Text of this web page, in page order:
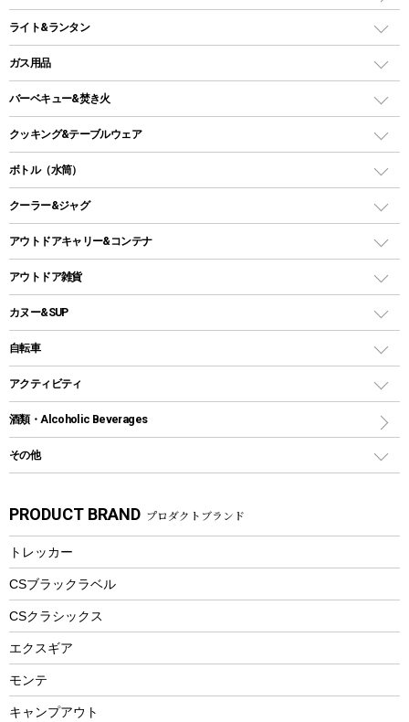
ロッジ型・オリジナルテント
タープ
スクエアタープ（レクタタープ）
メッシュタープ
自立式タープ
パラソル
テントアクセサリー
ペグ
グランドシート
ガイドロープ
ツール
インフレータブルマット
レジャーシート
ライト&ランタン
LEDランタン
ガスランタン
オイルランタン
LEDライト
ヘッドライト
キャンドル
ガス用品
ガスバーナー
ガス缶
ガストーチ、ライター
バーベキュー&焚き火
バーベキューコンロ、グリル
焚き火台タイプ（ロースタイル）グリル
卓上タイプグリル
パーティータイプグリル
鉄板、アミ
焚き火台&ストーブ
火起こし
バーベキューツール
クッキング&テーブルウェア
ダッチオーブン
ホットサンドメーカー
クッカーセット
シェラカップ
クッキングツール
ナイフ
カトラリー
マグカップ、カップ
ステンレスボトル
フードボトル
トレー
ランチョンマット
ランチボックス
ボトル（水筒）
ステンレスボトル
コップ付きタイプ
ワンタッチタイプ
プラスチックボトル
ディズニーボトル
クーラー&ジャグ
クーラーボックス
クーラーバッグ
ウォータージャグ
保冷剤
アウトドアキャリー&コンテナ
アウトドアキャリー
アウトドア雑貨
バックパック&バッグ
リュック、バックパック
トートバッグ、サコッシュ
ショッピングキャリー
その他アウトドア雑貨
スプレー関係
ツール、他
カヌー&SUP
インフレータブル
カヤック
パドル
ヘルメット
エアーポンプ
アクセサリー
自転車
折りたたみ自転車
スポーツサイクル
シティサイクル
自転車ウェア
アクティビティ
マリン
ラッシュガード
パラソル
フローティングベスト
ヘルメット
エアーポンプ
ビーチテント
ウィンター
スノーシュー
酒類・Alcoholic Beverages
その他
湯たんぽ
防災用品
PRODUCT BRAND プロダクトブランド
トレッカー
CSブラックラベル
CSクラシックス
エクスギア
モンテ
キャンプアウト